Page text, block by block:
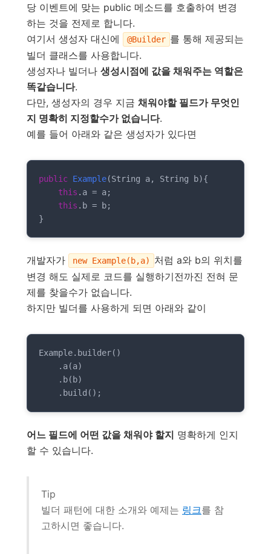
당 이벤트에 맞는 public 메소드를 호출하여 변경
하는 것을 전제로 합니다.
여기서 생성자 대신에
@Builder 를 통해 제공되는
빌더 클래스를 사용합니다.
생성자나 빌더나 생성시점에 값을 채워주는 역할은
똑같습니다.
다만, 생성자의 경우 지금 채워야할 필드가 무엇인
지 명확히 지정할수가 없습니다.
예를 들어 아래와 같은 생성자가 있다면
public Example(String a, String b){
this .a = a;
this .b = b;
}
개발자가 new Example(b,a)
처럼 a와 b의 위치를
변경 해도 실제로 코드를 실행하기전까진 전혀 문
제를 찾을수가 없습니다.
하지만 빌더를 사용하게 되면 아래와 같이
Example.builder()
    .build();
어느 필드에 어떤 값을 채워야 할지 명확하게 인지
할 수 있습니다.
Tip
빌더 패턴에 대한 소개와 예제는 링크를 참
고하시면 좋습니다.